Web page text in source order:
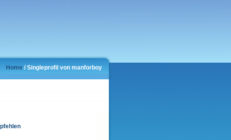
Home / Singleprofil von manforboy